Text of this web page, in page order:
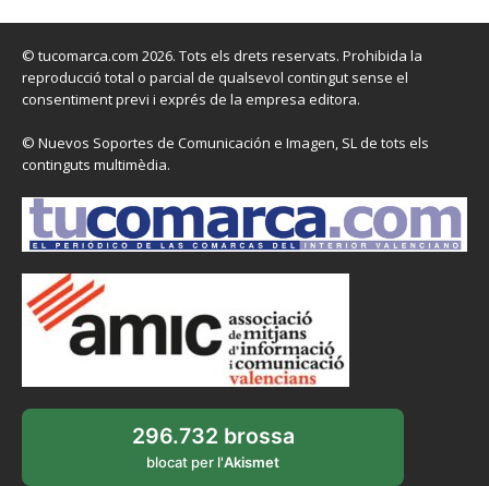
© tucomarca.com 2026. Tots els drets reservats. Prohibida la
reproducció total o parcial de qualsevol contingut sense el
consentiment previ i exprés de la empresa editora.
© Nuevos Soportes de Comunicación e Imagen, SL de tots els
continguts multimèdia.
296.732 brossa
blocat per l'Akismet